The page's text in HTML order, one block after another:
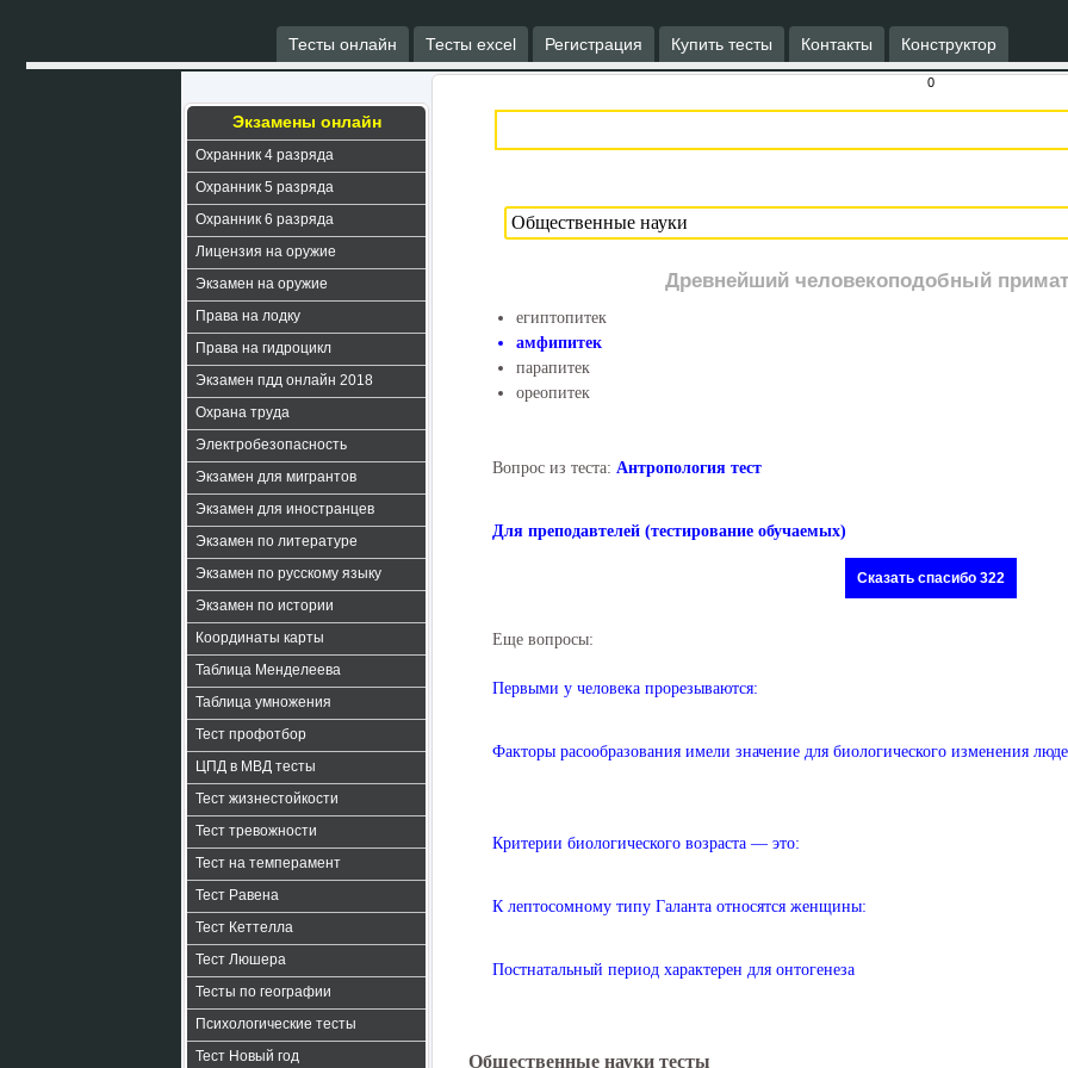
Тесты онлайн Тесты excel Регистрация Купить тесты Контакты Конструктор
Экзамены онлайн
Охранник 4 разряда
Охранник 5 разряда
Охранник 6 разряда
Лицензия на оружие
Экзамен на оружие
Права на лодку
Права на гидроцикл
Экзамен пдд онлайн 2018
Охрана труда
Электробезопасность
Экзамен для мигрантов
Экзамен для иностранцев
Экзамен по литературе
Экзамен по русскому языку
Экзамен по истории
Координаты карты
Таблица Менделеева
Таблица умножения
Тест профотбор
ЦПД в МВД тесты
Тест жизнестойкости
Тест тревожности
Тест на темперамент
Тест Равена
Тест Кеттелла
Тест Люшера
Тесты по географии
Психологические тесты
Тест Новый год
0
Древнейший человекоподобный
египтопитек
амфипитек
парапитек
ореопитек
Вопрос из теста: Антропология тест
Для преподавтелей (тестирование обучаемых)
Сказать спасибо 322
Еще вопросы:
Первыми у человека прорезываются:
Факторы расообразования имели значение для биологического изменения
Критерии биологического возраста — это:
К лептосомному типу Галанта относятся женщины:
Постнатальный период характерен для онтогенеза
Общественные науки тесты